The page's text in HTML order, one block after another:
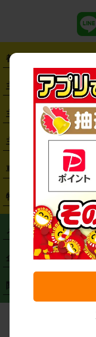
都道府県から探す
・ 北海道 ・ 青森県 ・
福島県 ・東京都 ・
・ 栃木県 ・群馬県 ・
・ ・新潟県 ・
京都府
島根県 ・
香川県 愛媛県 ・
熊本県 ・大分県 ・
主要駅から探す
・ ・仙台駅 ・
横浜駅 ・川崎駅 ・
・ 難波駅
・ 那覇空港駅
主要空港から探す
・ 新千歳空港
・ 中部国際空港セント
・ 大阪国際空港（伊丹
・ 岡山空港
・ 福岡空港
・ 那覇空港
主要都市から探す
・ 横浜市
相模原市
静岡市
・
・
車種から探す
軽自動車 ・コンパ
ミニバン・ワンボッ
・ 軽トラック・商用バ
トラック・バン (タウ
トラック・バン (ハイ
特徴から探す
ハイブリッド ・宅
・ 長期レンタル ・深
・ パーフェクト補償
レッカー搬送サービ
メニュー
トップページ
ベストレート保証
企業情報
カスタマーハラス
特定商取引法に基づ
関連サービス